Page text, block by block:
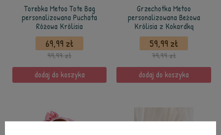
Torebka Metoo Tote Bag
personalizowana Puchata
Różowa Królisia
69,99 zł
99,99 zł
dodaj do koszyka
Grzechotka Metoo
personalizowana Beżowa
Królisia z Kokardką
59,99 zł
79,99 zł
dodaj do koszyka